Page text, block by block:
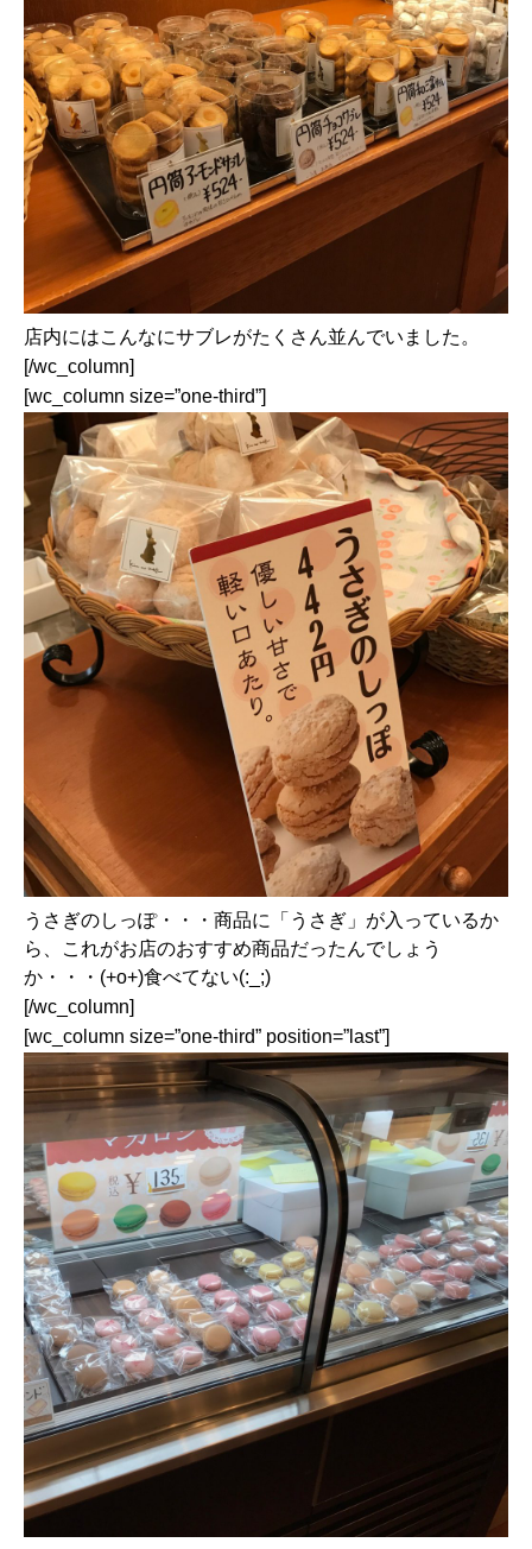
店内にはこんなにサブレがたくさん並んでいました。
[/wc_column]
[wc_column size=”one-third”]
うさぎのしっぽ・・・商品に「うさぎ」が入っているか
ら、これがお店のおすすめ商品だったんでしょう
か・・・(+o+)食べてない(:_;)
[/wc_column]
[wc_column size=”one-third” position=”last”]